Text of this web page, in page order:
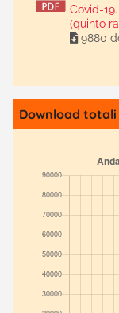
Covid-
(quinto
9880
Download totali